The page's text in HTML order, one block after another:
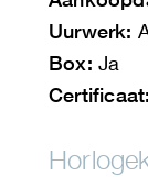
Uurwerk:
Box: Ja
Certificaat: